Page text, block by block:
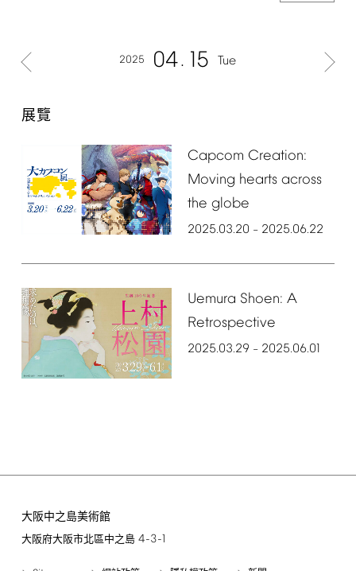
2025 04 15 Tue
展覽
Capcom Creation:
Moving hearts across
the globe
2025.03.20 – 2025.06.22
Uemura Shoen: A
Retrospective
2025.03.29– 2025.06.01
大阪中之島美術館
大阪府大阪市北區中之島 4-3-1